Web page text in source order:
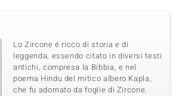
Lo Zircone é ricco di storia e di
leggenda, essendo citato in diversi testi
antichi, compresa la Bibbia, e nel
poema Hindu del mitico albero Kapla,
che fu adornato da foglie di Zircone.